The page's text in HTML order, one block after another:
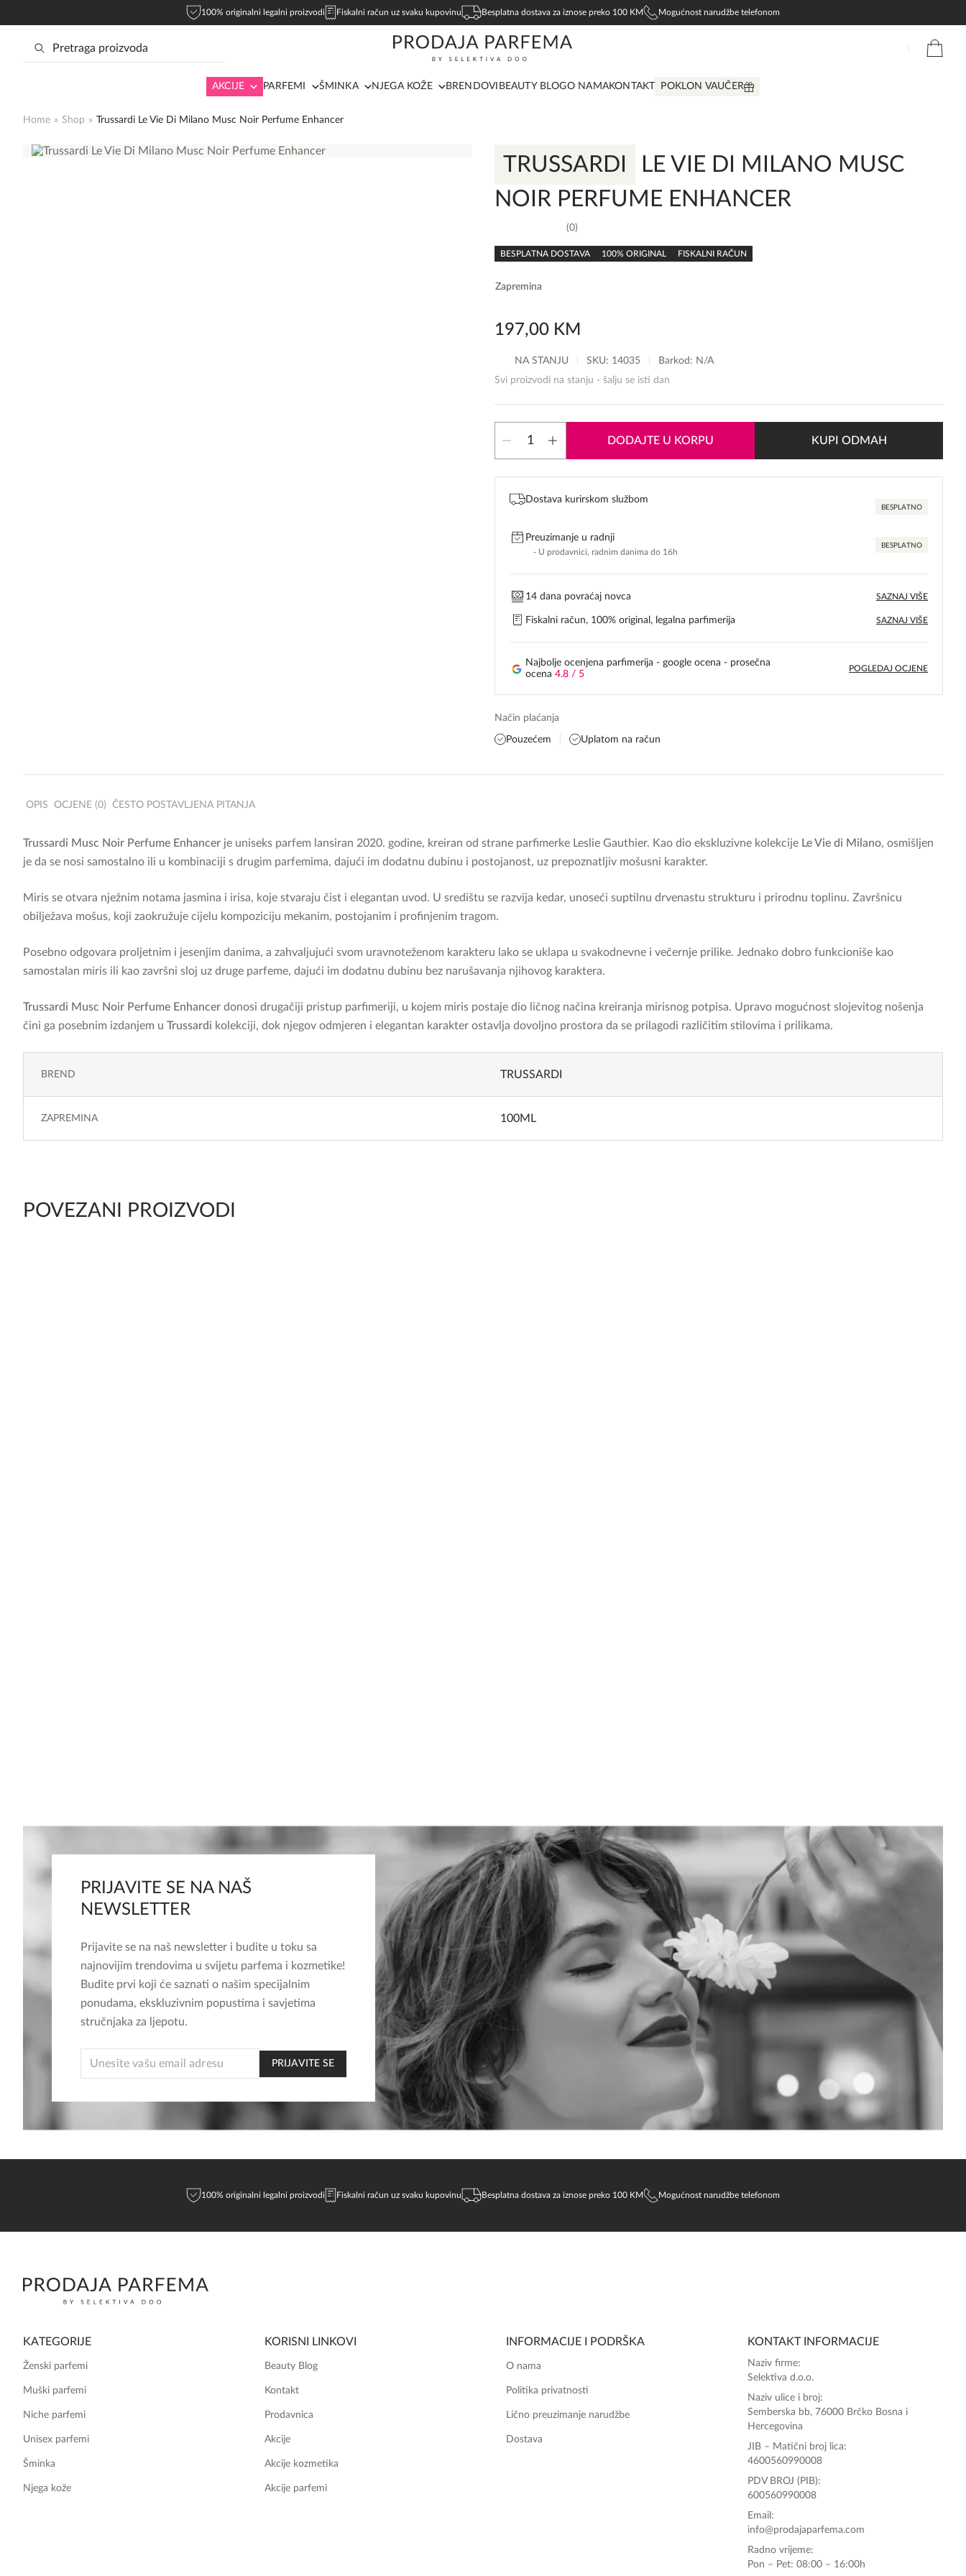
100% originalni legalni proizvodi Fiskalni račun uz svaku kupovinu Besplatna dostava za iznose preko 100 KM Mogućnost narudžbe telefonom
AKCIJE PARFEMI ŠMINKA NJEGA KOŽE BRENDOVI BEAUTY BLOGO NAMAKONTAKT POKLON VAUČER
Home » Shop » Trussardi Le Vie Di Milano Musc Noir Perfume Enhancer
TRUSSARDI
LE VIE DI MILANO MUSC
NOIR PERFUME ENHANCER
rating
0
BESPLATNA DOSTAVA 100% ORIGINAL FISKALNI RAČUN
Zapremina
197,00 KM
NA STANJU SKU: 14035
Barkod: N/A
Svi proizvodi na stanju - šalju se isti dan
Trussardi
Vie
Di
Musc
Enhancer
količina
DODAJTE U KORPU KUPI ODMAH
Dostava kurirskom službom
BESPLATNO
Preuzimanje u radnji
- U prodavnici, radnim danima do 16h
BESPLATNO
14 dana povraćaj novca SAZNAJ VIŠE
Fiskalni račun, 100% original, legalna parfimerija SAZNAJ VIŠE
Najbolje ocenjena parfimerija - google ocena - prosečna
ocena 4.8 / 5
POGLEDAJ OCJENE
Način plaćanja
Pouzećem Uplatom na račun
OPIS OCJENE (0) ČESTO POSTAVLJENA PITANJA
Trussardi Musc Noir Perfume Enhancer je uniseks parfem lansiran 2020. godine, kreiran od strane parfimerke Leslie Gauthier. Kao dio ekskluzivne kolekcije Le Vie di Milano, osmišljen
je da se nosi samostalno ili u kombinaciji s drugim parfemima, dajući im dodatnu dubinu i postojanost, uz prepoznatljiv mošusni karakter.
Miris se otvara nježnim notama jasmina i irisa, koje stvaraju čist i elegantan uvod. U središtu se razvija kedar, unoseći suptilnu drvenastu strukturu i prirodnu toplinu. Završnicu
obilježava mošus, koji zaokružuje cijelu kompoziciju mekanim, postojanim i profinjenim tragom.
Posebno odgovara proljetnim i jesenjim danima, a zahvaljujući svom uravnoteženom karakteru lako se uklapa u svakodnevne i večernje prilike. Jednako dobro funkcioniše kao
samostalan miris ili kao završni sloj uz druge parfeme, dajući im dodatnu dubinu bez narušavanja njihovog karaktera.
Trussardi Musc Noir Perfume Enhancer donosi drugačiji pristup parfimeriji, u kojem miris postaje dio ličnog načina kreiranja mirisnog potpisa. Upravo mogućnost slojevitog nošenja
čini ga posebnim izdanjem u Trussardi kolekciji, dok njegov odmjeren i elegantan karakter ostavlja dovoljno prostora da se prilagodi različitim stilovima i prilikama.
BREND TRUSSARDI
ZAPREMINA 100ML
POVEZANI PROIZVODI
PRIJAVITE SE NA NAŠ
NEWSLETTER
Prijavite se na naš newsletter i budite u toku sa
najnovijim trendovima u svijetu parfema i kozmetike!
Budite prvi koji će saznati o našim specijalnim
ponudama, ekskluzivnim popustima i savjetima
stručnjaka za ljepotu.
EMAIL
PRIJAVITE SE
100% originalni legalni proizvodi Fiskalni račun uz svaku kupovinu Besplatna dostava za iznose preko 100 KM Mogućnost narudžbe telefonom
KATEGORIJE
Ženski parfemi
Muški parfemi
Niche parfemi
Unisex parfemi
Šminka
Njega kože
KORISNI LINKOVI
Beauty Blog
Kontakt
Prodavnica
Akcije
Akcije kozmetika
Akcije parfemi
INFORMACIJE I PODRŠKA
O nama
Politika privatnosti
Lično preuzimanje narudžbe
Dostava
KONTAKT INFORMACIJE
Naziv firme:
Selektiva d.o.o.
Naziv ulice i broj:
Semberska bb, 76000 Brčko Bosna i
Hercegovina
JIB – Matični broj lica:
4600560990008
PDV BROJ (PIB):
600560990008
Email:
info@prodajaparfema.com
Radno vrijeme:
Pon – Pet: 08:00 – 16:00h